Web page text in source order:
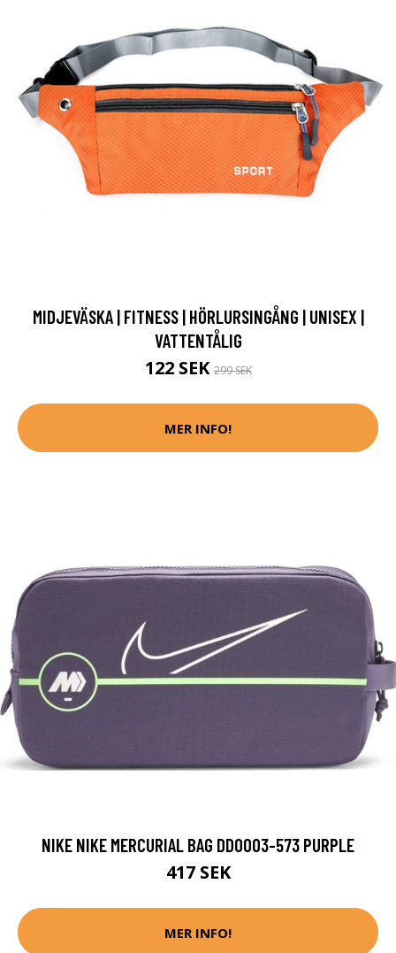
MIDJEVÄSKA | FITNESS | HÖRLURSINGÅNG | UNISEX |
VATTENTÅLIG
122 SEK299 SEK
MER INFO!
NIKE NIKE MERCURIAL BAG DD0003-573 PURPLE
417 SEK
MER INFO!